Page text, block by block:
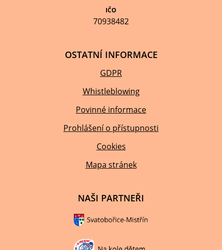
IČO
70938482
OSTATNÍ INFORMACE
GDPR
Whistleblowing
Povinné informace
Prohlášení o přístupnosti
Cookies
Mapa stránek
NAŠI PARTNEŘI